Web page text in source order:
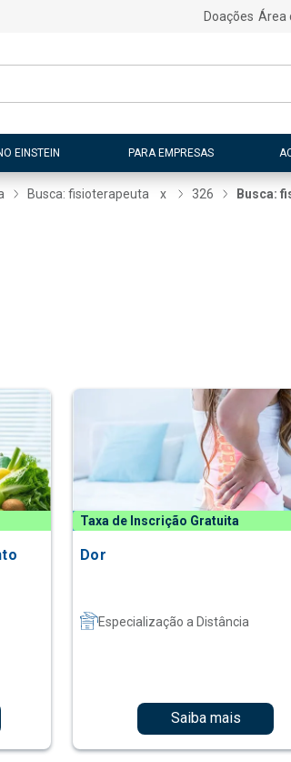
Doações Área
EINSTEIN PARA EMPRESAS
Busca: fisioterapeuta x 326 Busca:
Taxa de Inscrição Gratuita
Dor
Especialização a Distância
Saiba mais